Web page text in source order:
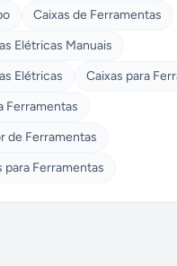
Caixas de Ferramentas
Elétricas Manuais
Elétricas
Caixas para
Ferramentas
de Ferramentas
para Ferramentas